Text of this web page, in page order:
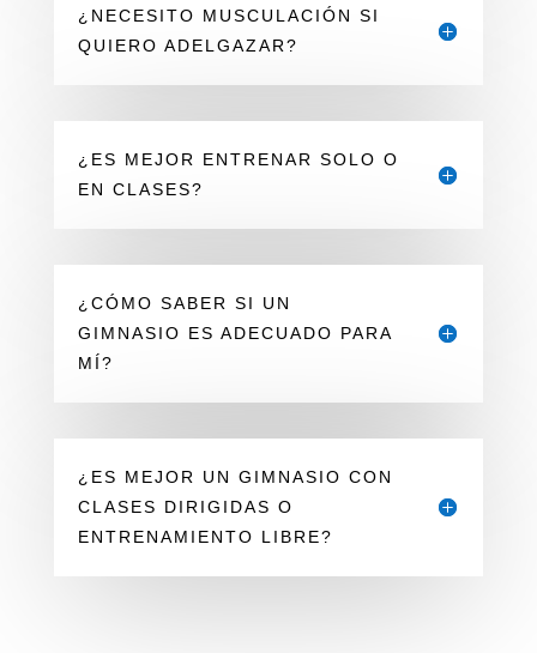
¿NECESITO MUSCULACIÓN SI
QUIERO ADELGAZAR?
¿ES MEJOR ENTRENAR SOLO O
EN CLASES?
¿CÓMO SABER SI UN
GIMNASIO ES ADECUADO PARA
MÍ?
¿ES MEJOR UN GIMNASIO CON
CLASES DIRIGIDAS O
ENTRENAMIENTO LIBRE?